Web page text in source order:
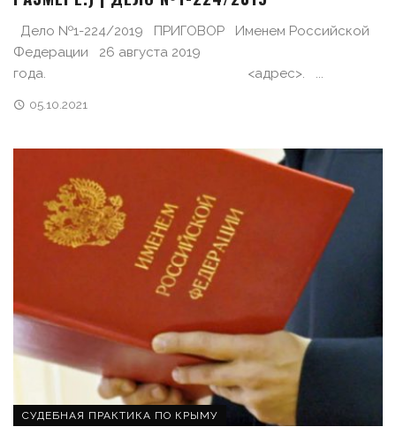
Дело №1-224/2019 ПРИГОВОР Именем Российской
Федерации 26 августа 2019
года. <адрес>. ...
05.10.2021
СУДЕБНАЯ ПРАКТИКА ПО КРЫМУ